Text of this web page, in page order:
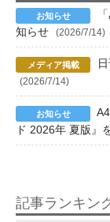
知らせ
(2026/7/14)
(2026/7/14)
ド 2026年 夏版』
記事ランキン